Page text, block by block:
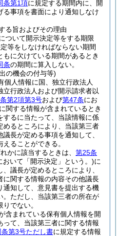
条第1項に規定する期間内に、開
る事項を書面により通知しなけ
る旨およびその理由
ついて開示決定等をする期限
等をしなければならない期間
に欠けている期間があるとき
条の期間に算入しない。
の機会の付与等)
個人情報に国、独立行政法人
行政法人および開示請求者以
第2項第3号および第47条にお
に関する情報が含まれているとき
するに当たって、当該情報に係
めるところにより、当該第三者
長が定める事項を通知して、
ることができる。
かに該当するときは、 第25条
おいて「開示決定」という。)に
議長が定めるところにより、
に関する情報の内容その他議長
通知して、意見書を提出する機
ただし、当該第三者の所在が
でない。
含まれている保有個人情報を開
って、当該第三者に関する情報
条第3号ただし書に規定する情報